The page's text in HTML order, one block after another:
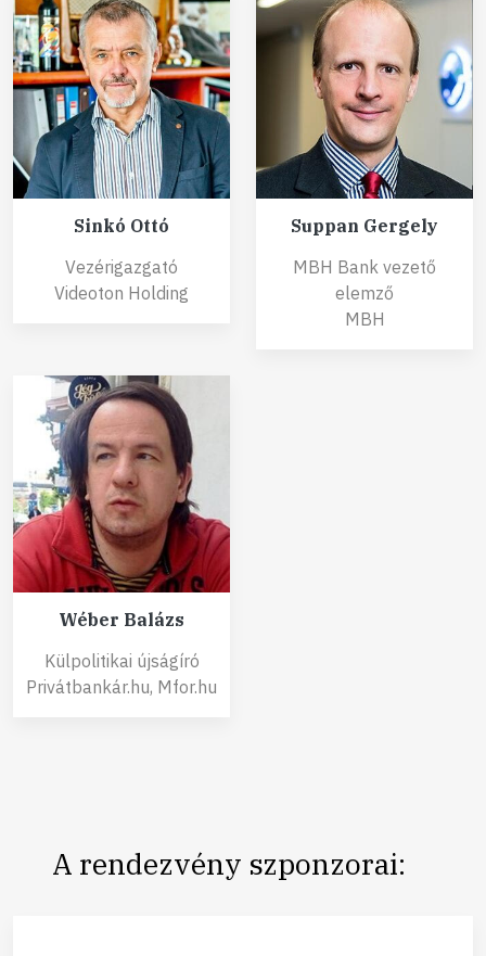
Sinkó Ottó
Vezérigazgató
Videoton Holding
Suppan Gergely
MBH Bank vezető
elemző
MBH
Wéber Balázs
Külpolitikai újságíró
Privátbankár.hu, Mfor.hu
A rendezvény szponzorai: